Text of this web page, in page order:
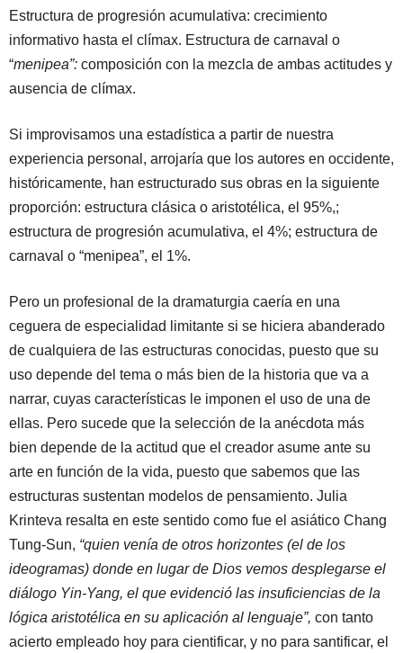
Estructura de progresión acumulativa: crecimiento
informativo hasta el clímax. Estructura de carnaval o
“menipea”: composición con la mezcla de ambas actitudes y
ausencia de clímax.
Si improvisamos una estadística a partir de nuestra
experiencia personal, arrojaría que los autores en occidente,
históricamente, han estructurado sus obras en la siguiente
proporción: estructura clásica o aristotélica, el 95%,;
estructura de progresión acumulativa, el 4%; estructura de
carnaval o “menipea”, el 1%.
Pero un profesional de la dramaturgia caería en una
ceguera de especialidad limitante si se hiciera abanderado
de cualquiera de las estructuras conocidas, puesto que su
uso depende del tema o más bien de la historia que va a
narrar, cuyas características le imponen el uso de una de
ellas. Pero sucede que la selección de la anécdota más
bien depende de la actitud que el creador asume ante su
arte en función de la vida, puesto que sabemos que las
estructuras sustentan modelos de pensamiento. Julia
Krinteva resalta en este sentido como fue el asiático Chang
Tung-Sun, “quien venía de otros horizontes (el de los
ideogramas) donde en lugar de Dios vemos desplegarse el
diálogo Yin-Yang, el que evidenció las insuficiencias de la
lógica aristotélica en su aplicación al lenguaje”, con tanto
acierto empleado hoy para cientificar, y no para santificar, el